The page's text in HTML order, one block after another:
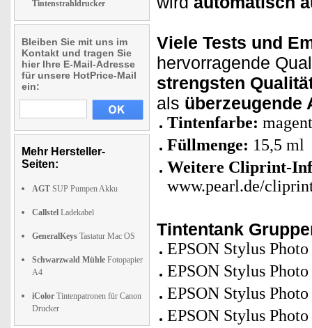
Tintenstrahldrucker
Bleiben Sie mit uns im
Kontakt und tragen Sie
hier Ihre E-Mail-Adresse
für unsere HotPrice-Mail
ein:
Mehr Hersteller-
Seiten:
AGT SUP Pumpen Akku
Callstel Ladekabel
GeneralKeys Tastatur Mac OS
Schwarzwald Mühle Fotopapier
A4
iColor Tintenpatronen für Canon
Drucker
Viele Tests und
hervorragende
strengsten
als überzeugende
Tintenfarbe:
Füllmenge: 15,5 ml
Weitere Cliprint-
www.pearl.de/
Tintentank
EPSON Stylus
EPSON Stylus
EPSON Stylus
EPSON Stylus